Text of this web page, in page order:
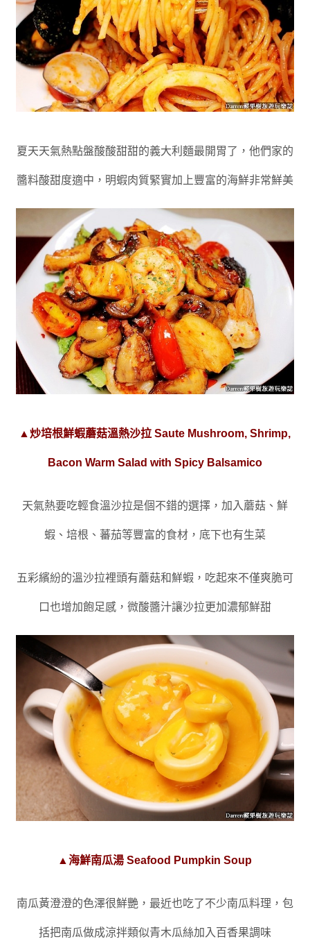
夏天天氣熱點盤酸酸甜甜的義大利麵最開胃了 ，他們家的
醬料酸甜度適中 ，明蝦肉質緊實加上豐富的海鮮非常鮮美
▲炒培根鮮蝦蘑菇溫熱沙拉 Saute Mushroom, Shrimp,
Bacon Warm Salad with Spicy Balsamico
天氣熱要吃輕食溫沙拉是個不錯的選擇，加入蘑菇、 鮮
蝦 、 培根 、 蕃茄等豐富的食材， 底下也有生菜
五彩繽紛的溫沙拉裡頭有蘑菇和鮮蝦 ， 吃起來不僅爽脆可
口也增加飽足感，微酸醬汁讓沙拉更加濃郁鮮甜
▲海鮮南瓜湯 Seafood Pumpkin Soup
南瓜黃澄澄的色澤很鮮艷 ， 最近也吃了不少南瓜料理 ， 包
括把南瓜做成涼拌類似青木瓜絲加入百香果調味